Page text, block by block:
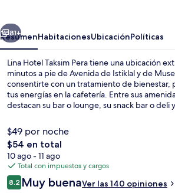
Siguiente
81+
ResumenHabitacionesUbicaciónPolíticas
Lina Hotel Taksim Pera tiene una ubicación
minutos a pie de Avenida de Istiklal y de
consentirte con un tratamiento de bienestar,
tus energías en la cafetería. Entre sus
destacan su bar o lounge, su snack bar o deli
corta distancia a pie de algunas opciones de
Estación de metro Taksim está a 12 minutos y
Sishane-Zemin está a 12 minutos.
$49 por noche
El
precio
total
es
de
$54 en total
10 ago - 11 ago
Total con impuestos y cargos
Opiniones
8.28.2 de 10,
Muy buenaVer las 140 opiniones